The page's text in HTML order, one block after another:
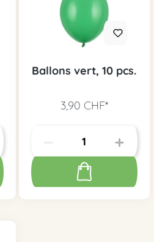
Ballons vert, 10 pcs.
3,90 CHF*